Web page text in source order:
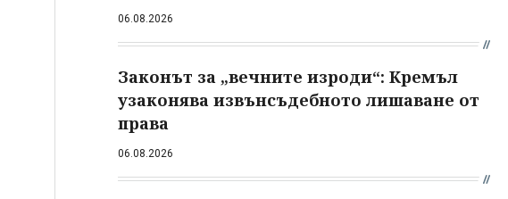
06.08.2026
Законът за „вечните изроди“: Кремъл
узаконява извънсъдебното лишаване от
права
06.08.2026